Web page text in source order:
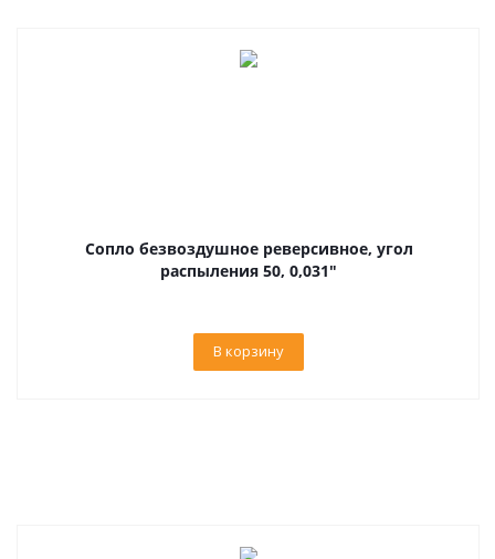
Сопло безвоздушное реверсивное, угол
распыления 50, 0,031"
В корзину